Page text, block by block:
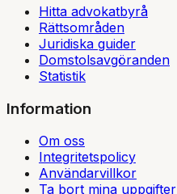
Hitta advokatbyrå
Rättsområden
Juridiska guider
Domstolsavgöranden
Statistik
Information
Om oss
Integritetspolicy
Användarvillkor
Ta bort mina uppgifter